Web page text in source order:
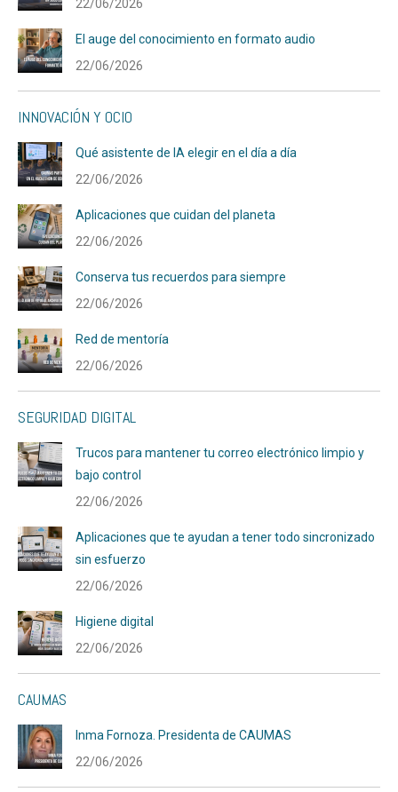
22/06/2026
El auge del conocimiento en formato audio
22/06/2026
INNOVACIÓN Y OCIO
Qué asistente de IA elegir en el día a día
22/06/2026
Aplicaciones que cuidan del planeta
22/06/2026
Conserva tus recuerdos para siempre
22/06/2026
Red de mentoría
22/06/2026
SEGURIDAD DIGITAL
Trucos para mantener tu correo electrónico limpio y
bajo control
22/06/2026
Aplicaciones que te ayudan a tener todo sincronizado
sin esfuerzo
22/06/2026
Higiene digital
22/06/2026
CAUMAS
Inma Fornoza. Presidenta de CAUMAS
22/06/2026